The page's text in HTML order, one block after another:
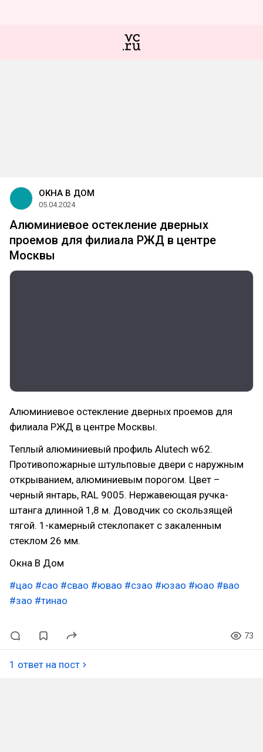
ОКНА В ДОМ
05.04.2024
Алюминиевое остекление дверных
проемов для филиала РЖД в центре
Москвы
Алюминиевое остекление дверных проемов для
филиала РЖД в центре Москвы.
Теплый алюминиевый профиль Alutech w62.
Противопожарные штульповые двери с наружным
открыванием, алюминиевым порогом. Цвет –
черный янтарь, RAL 9005. Нержавеющая ручка-
штанга длинной 1,8 м. Доводчик со скользящей
тягой. 1-камерный стеклопакет с закаленным
стеклом 26 мм.
Окна В Дом
#цао #сао #свао #ювао #сзао #юзао #юао #вао
#зао #тинао
73
1 ответ на пост